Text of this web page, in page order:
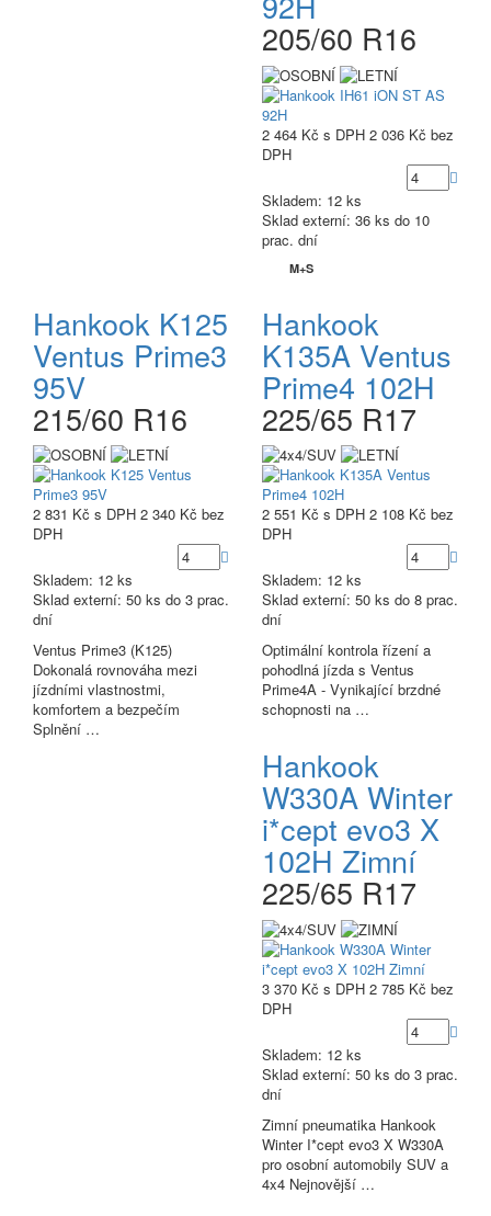
205/60 R16
2 464 Kč s DPH 2 036 Kč bez
DPH
Skladem: 12 ks
Sklad externí: 36 ks do 10
prac. dní
M+S
Hankook K125
Ventus Prime3
95V
215/60 R16
2 831 Kč s DPH 2 340 Kč bez
DPH
Skladem: 12 ks
Sklad externí: 50 ks do 3 prac.
dní
Ventus Prime3 (K125)
Dokonalá rovnováha mezi
jízdními vlastnostmi,
komfortem a bezpečím
Splnění …
Hankook
K135A Ventus
Prime4 102H
225/65 R17
2 551 Kč s DPH 2 108 Kč bez
DPH
Skladem: 12 ks
Sklad externí: 50 ks do 8 prac.
dní
Optimální kontrola řízení a
pohodlná jízda s Ventus
Prime4A - Vynikající brzdné
schopnosti na …
Hankook
W330A Winter
i*cept evo3 X
102H Zimní
225/65 R17
3 370 Kč s DPH 2 785 Kč bez
DPH
Skladem: 12 ks
Sklad externí: 50 ks do 3 prac.
dní
Zimní pneumatika Hankook
Winter I*cept evo3 X W330A
pro osobní automobily SUV a
4x4 Nejnovější …